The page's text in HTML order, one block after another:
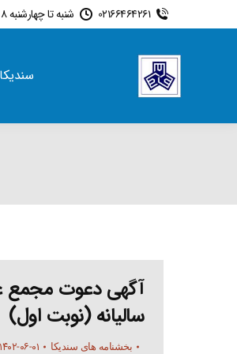
02166464261 شنبه تا چهارشنبه 8 الی 16
سندیکا
آگهی دعوت مجمع
سالیانه (نوبت اول)
بخشنامه های سندیکا ۱۴۰۲-۰۶-۰۱